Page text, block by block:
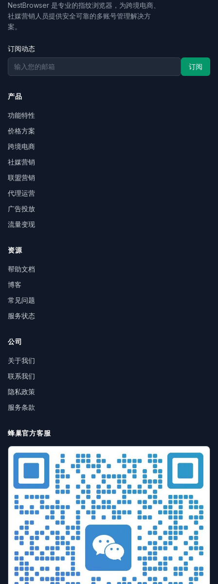
NestBrowser 是专业的指纹浏览器，为跨境电商、
社媒营销人员提供安全可靠的多账号管理解决方
案。
订阅动态
订阅
产品
功能特性
价格方案
跨境电商
社媒营销
联盟营销
代理运营
广告投放
流量变现
资源
帮助文档
博客
常见问题
服务状态
公司
关于我们
联系我们
隐私政策
服务条款
蜂巢官方客服